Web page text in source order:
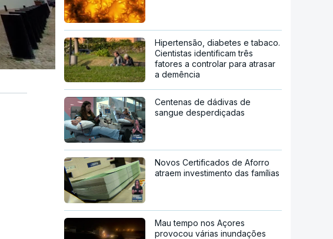
Hipertensão, diabetes e tabaco.
Cientistas identificam três
fatores a controlar para atrasar
a demência
Centenas de dádivas de
sangue desperdiçadas
Novos Certificados de Aforro
atraem investimento das famílias
Mau tempo nos Açores
provocou várias inundações